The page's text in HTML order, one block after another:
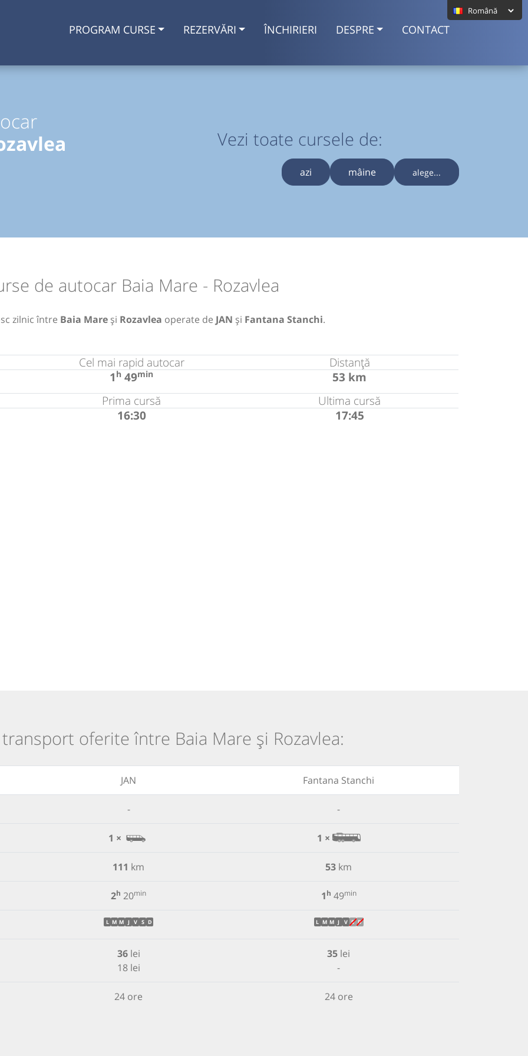
PROGRAM CURSE REZERVĂRI ÎNCHIRIERI DESPRE CONTACT
Vezi toate cursele de:
azi mâine alege...
de autocar Baia Mare - Rozavlea
zilnic între Baia Mare și Rozavlea operate de JAN și Fantana Stanchi.
Cel mai rapid autocar
1h 49min
Distanță
53 km
Prima cursă
16:30
Ultima cursă
17:45
oferite între Baia Mare și Rozavlea:
JAN Fantana Stanchi
- -
1 × 1 ×
111 km 53 km
2h 20min 1h 49min
L M M J V S D L M M J V S D
36lei
18 lei
35 lei
-
24 ore 24 ore